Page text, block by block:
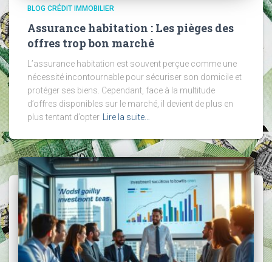
BLOG CRÉDIT IMMOBILIER
Assurance habitation : Les pièges des
offres trop bon marché
L’assurance habitation est souvent perçue comme une
nécessité incontournable pour sécuriser son domicile et
protéger ses biens. Cependant, face à la multitude
d’offres disponibles sur le marché, il devient de plus en
plus tentant d’opter Lire la suite…